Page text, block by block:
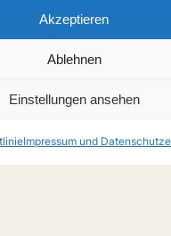
Akzeptieren
Ablehnen
Einstellungen ansehen
Impressum und